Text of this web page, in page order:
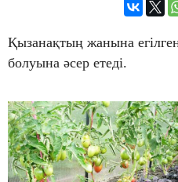
Қызанақтың жанына
болуына әсер етеді.